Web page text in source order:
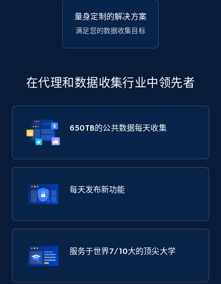
量身定制的解决方案
满足您的数据收集目标
在代理和数据收集行业中领先者
650TB的公共数据每天收集
每天发布新功能
服务于世界7/10大的顶尖大学